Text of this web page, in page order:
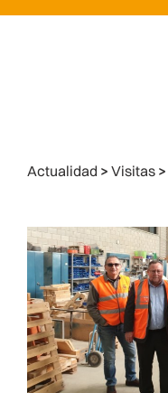
Actualidad > Visitas >